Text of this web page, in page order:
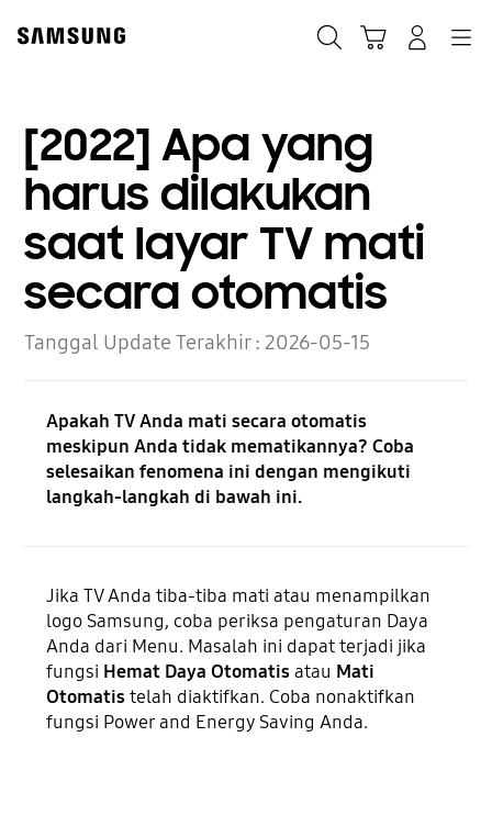
content
[2022] Apa yang
harus dilakukan
saat layar TV mati
secara otomatis
Tanggal Update Terakhir :2026-05-15
Apakah TV Anda mati secara otomatis
meskipun Anda tidak mematikannya? Coba
selesaikan fenomena ini dengan mengikuti
langkah-langkah di bawah ini.
Jika TV Anda tiba-tiba mati atau menampilkan
logo Samsung, coba periksa pengaturan Daya
Anda dari Menu. Masalah ini dapat terjadi jika
fungsi Hemat Daya Otomatisatau Mati
Otomatistelah diaktifkan. Coba nonaktifkan
fungsi Power and Energy Saving Anda.